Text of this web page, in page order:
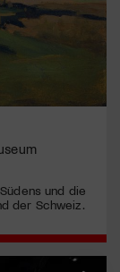
und die
der Schweiz.